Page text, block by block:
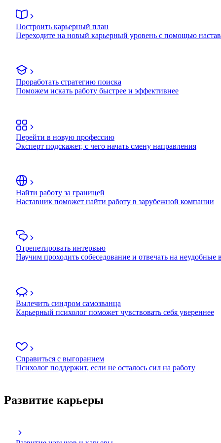
Построить карьерный план
Переходите на новый карьерный уровень с помощью
Проработать стратегию поиска
Поможем искать работу быстрее и эффективнее
Перейти в новую профессию
Эксперт подскажет, с чего начать смену направления
Найти работу за границей
Наставник поможет найти работу в зарубежной компании
Отрепетировать интервью
Научим проходить собеседование и отвечать на неудобные
Вылечить синдром самозванца
Карьерный психолог поможет чувствовать себя увереннее
Справиться с выгоранием
Психолог поддержит, если не осталось сил на работу
Развитие карьеры